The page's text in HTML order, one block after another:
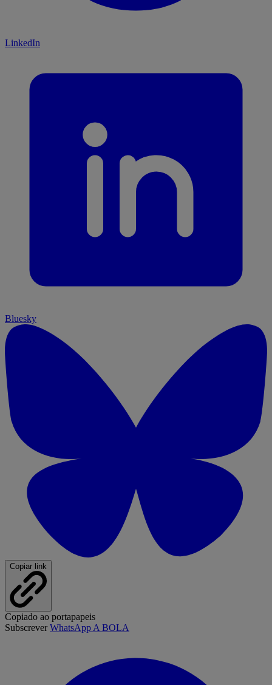
LinkedIn
Bluesky
Copiar link
Copiado ao portapapeis
SubscreverWhatsApp A BOLA